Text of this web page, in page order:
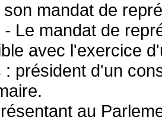
mandat de
- Le mandat de
avec l'exercice
: président d'un
au